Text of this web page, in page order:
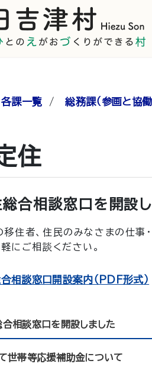
各課一覧 /総務課（参画と協
住
合相談窓口を開設し
住者、住民のみなさまの仕事
にご相談ください。
相談窓口開設案内（PDF形式）
相談窓口を開設しました
世帯等応援補助金について